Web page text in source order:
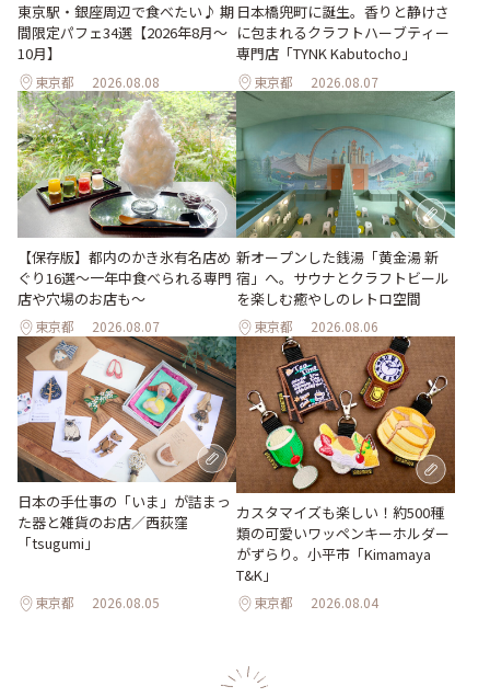
東京駅・銀座周辺で食べたい♪ 期
間限定パフェ34選【2026年8月～
10月】
東京都 2026.08.08
日本橋兜町に誕生。香りと静けさ
に包まれるクラフトハーブティー
専門店「TYNK Kabutocho」
東京都 2026.08.07
【保存版】都内のかき氷有名店め
ぐり16選～一年中食べられる専門
店や穴場のお店も～
東京都 2026.08.07
新オープンした銭湯「黄金湯 新
宿」へ。サウナとクラフトビール
を楽しむ癒やしのレトロ空間
東京都 2026.08.06
日本の手仕事の「いま」が詰まっ
た器と雑貨のお店／西荻窪
「tsugumi」
東京都 2026.08.05
カスタマイズも楽しい！約500種
類の可愛いワッペンキーホルダー
がずらり。小平市「Kimamaya
T&K」
東京都 2026.08.04